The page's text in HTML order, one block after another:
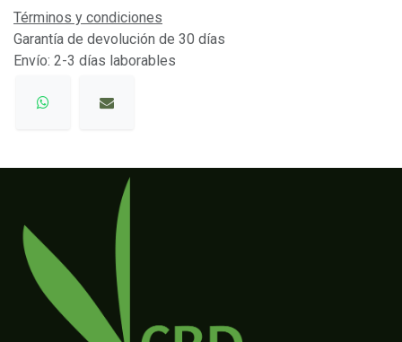
Términos y condiciones
Garantía de devolución de 30 días
Envío: 2-3 días laborables